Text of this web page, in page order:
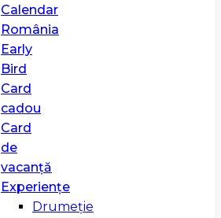
Calendar
România
Early
Bird
Card
cadou
Card
de
vacanță
Experiențe
Drumeție